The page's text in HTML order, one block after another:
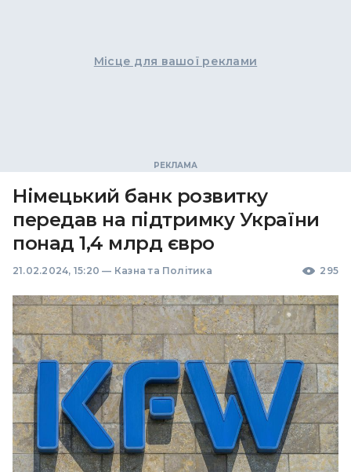
Місце для вашої реклами
Німецький банк розвитку
передав на підтримку України
понад 1,4 млрд євро
21.02.2024, 15:20 — Казна та Політика 295